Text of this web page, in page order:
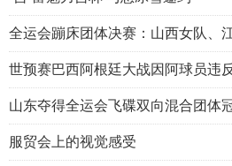
全运会蹦床团体决赛：山西女队、
世预赛巴西阿根廷大战因阿球员违
山东夺得全运会飞碟双向混合团体
服贸会上的视觉感受